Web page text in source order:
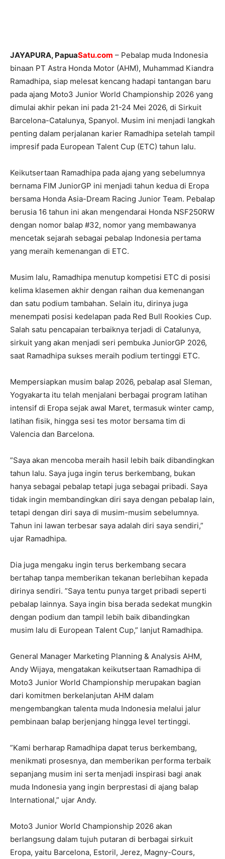
JAYAPURA, PapuaSatu.com – Pebalap muda Indonesia
binaan PT Astra Honda Motor (AHM), Muhammad Kiandra
Ramadhipa, siap melesat kencang hadapi tantangan baru
pada ajang Moto3 Junior World Championship 2026 yang
dimulai akhir pekan ini pada 21-24 Mei 2026, di Sirkuit
Barcelona-Catalunya, Spanyol. Musim ini menjadi langkah
penting dalam perjalanan karier Ramadhipa setelah tampil
impresif pada European Talent Cup (ETC) tahun lalu.
Keikutsertaan Ramadhipa pada ajang yang sebelumnya
bernama FIM JuniorGP ini menjadi tahun kedua di Eropa
bersama Honda Asia-Dream Racing Junior Team. Pebalap
berusia 16 tahun ini akan mengendarai Honda NSF250RW
dengan nomor balap #32, nomor yang membawanya
mencetak sejarah sebagai pebalap Indonesia pertama
yang meraih kemenangan di ETC.
Musim lalu, Ramadhipa menutup kompetisi ETC di posisi
kelima klasemen akhir dengan raihan dua kemenangan
dan satu podium tambahan. Selain itu, dirinya juga
menempati posisi kedelapan pada Red Bull Rookies Cup.
Salah satu pencapaian terbaiknya terjadi di Catalunya,
sirkuit yang akan menjadi seri pembuka JuniorGP 2026,
saat Ramadhipa sukses meraih podium tertinggi ETC.
Mempersiapkan musim balap 2026, pebalap asal Sleman,
Yogyakarta itu telah menjalani berbagai program latihan
intensif di Eropa sejak awal Maret, termasuk winter camp,
latihan fisik, hingga sesi tes motor bersama tim di
Valencia dan Barcelona.
”Saya akan mencoba meraih hasil lebih baik dibandingkan
tahun lalu. Saya juga ingin terus berkembang, bukan
hanya sebagai pebalap tetapi juga sebagai pribadi. Saya
tidak ingin membandingkan diri saya dengan pebalap lain,
tetapi dengan diri saya di musim-musim sebelumnya.
Tahun ini lawan terbesar saya adalah diri saya sendiri,”
ujar Ramadhipa.
Dia juga mengaku ingin terus berkembang secara
bertahap tanpa memberikan tekanan berlebihan kepada
dirinya sendiri. ”Saya tentu punya target pribadi seperti
pebalap lainnya. Saya ingin bisa berada sedekat mungkin
dengan podium dan tampil lebih baik dibandingkan
musim lalu di European Talent Cup,” lanjut Ramadhipa.
General Manager Marketing Planning & Analysis AHM,
Andy Wijaya, mengatakan keikutsertaan Ramadhipa di
Moto3 Junior World Championship merupakan bagian
dari komitmen berkelanjutan AHM dalam
mengembangkan talenta muda Indonesia melalui jalur
pembinaan balap berjenjang hingga level tertinggi.
”Kami berharap Ramadhipa dapat terus berkembang,
menikmati prosesnya, dan memberikan performa terbaik
sepanjang musim ini serta menjadi inspirasi bagi anak
muda Indonesia yang ingin berprestasi di ajang balap
International,” ujar Andy.
Moto3 Junior World Championship 2026 akan
berlangsung dalam tujuh putaran di berbagai sirkuit
Eropa, yaitu Barcelona, Estoril, Jerez, Magny-Cours,